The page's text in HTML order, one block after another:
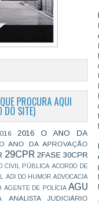
PROCURA AQUI
DO SITE)
2016 O ANO DA
ANO DA APROVAÇÃO
29CPR 2FASE 30CPR
CIVIL PÚBLICA ACORDO DE
ADI DO HUMOR ADVOCACIA
AGENTE DE POLÍCIA AGU
ANALISTA JUDICIÁRIO